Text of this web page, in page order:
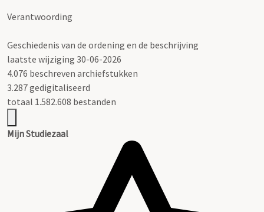
Verantwoording
Geschiedenis van de ordening en de beschrijving
laatste wijziging 30-06-2026
4.076 beschreven archiefstukken
3.287 gedigitaliseerd
totaal 1.582.608 bestanden
Mijn Studiezaal